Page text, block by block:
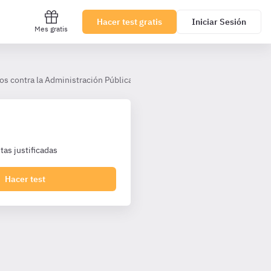
Mes gratis
Hacer test gratis Iniciar Sesión
contra la Administración Pública
justificadas
Hacer test